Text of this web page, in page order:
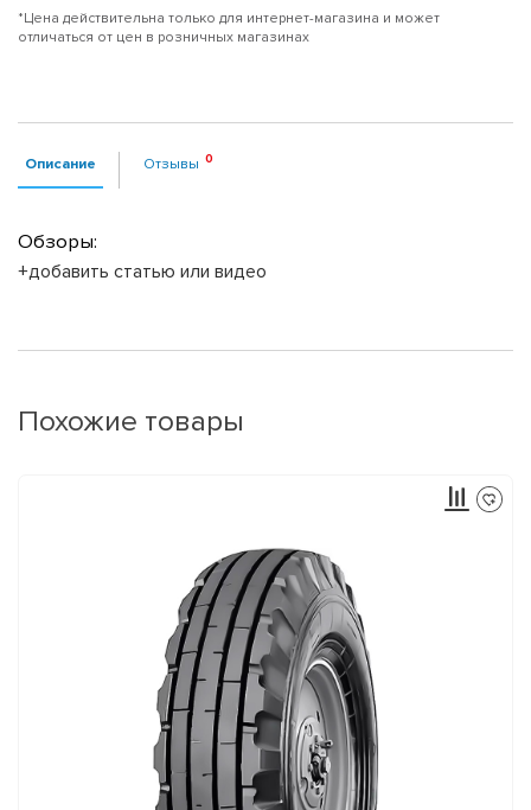
*Цена действительна только для интернет-магазина и может
отличаться от цен в розничных магазинах
Описание Отзывы
Обзоры:
+добавить статью или видео
Похожие товары